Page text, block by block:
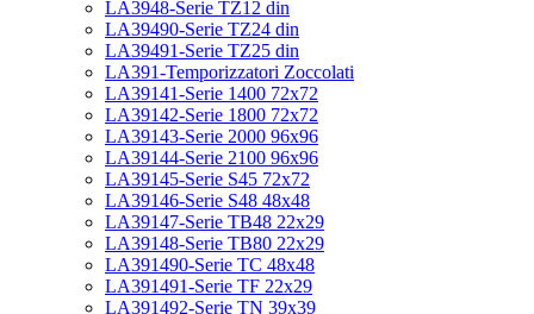
LA3948-Serie TZ12 din
LA39490-Serie TZ24 din
LA39491-Serie TZ25 din
LA391-Temporizzatori Zoccolati
LA39141-Serie 1400 72x72
LA39142-Serie 1800 72x72
LA39143-Serie 2000 96x96
LA39144-Serie 2100 96x96
LA39145-Serie S45 72x72
LA39146-Serie S48 48x48
LA39147-Serie TB48 22x29
LA39148-Serie TB80 22x29
LA391490-Serie TC 48x48
LA391491-Serie TF 22x29
LA391492-Serie TN 39x39